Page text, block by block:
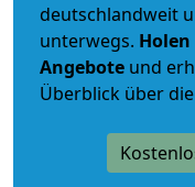
deutschlandweit
unterwegs.
Angebote und
Überblick über